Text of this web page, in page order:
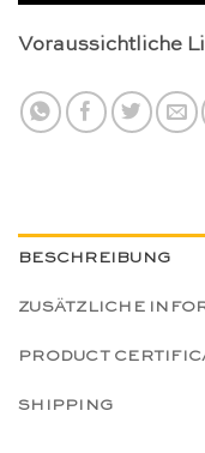
Voraussichtliche
BESCHREIBUNG
ZUSÄTZLICHE
PRODUCT
SHIPPING